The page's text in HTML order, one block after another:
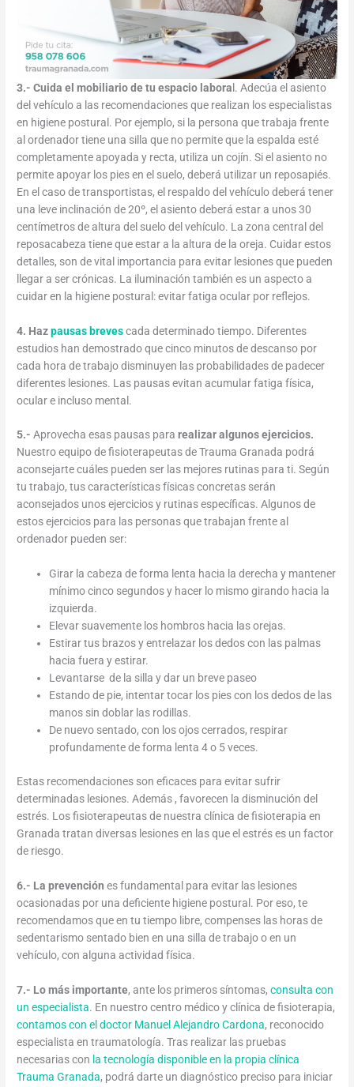
3.- Cuida el mobiliario de tu espacio labora l. Adecúa el asiento
del vehículo a las recomendaciones que realizan los especialistas
en higiene postural. Por ejemplo, si la persona que trabaja frente
al ordenador tiene una silla que no permite que la espalda esté
completamente apoyada y recta, utiliza un cojín. Si el asiento no
permite apoyar los pies en el suelo, deberá utilizar un reposapiés.
En el caso de transportistas, el respaldo del vehículo deberá tener
una leve inclinación de 20º, el asiento deberá estar a unos 30
centímetros de altura del suelo del vehículo. La zona central del
reposacabeza tiene que estar a la altura de la oreja. Cuidar estos
detalles, son de vital importancia para evitar lesiones que pueden
llegar a ser crónicas. La iluminación también es un aspecto a
cuidar en la higiene postural: evitar fatiga ocular por reflejos.
4. Hazpausas brevescada determinado tiempo. Diferentes
estudios han demostrado que cinco minutos de descanso por
cada hora de trabajo disminuyen las probabilidades de padecer
diferentes lesiones. Las pausas evitan acumular fatiga física,
ocular e incluso mental.
5.- Aprovecha esas pausas pararealizar algunos ejercicios.
Nuestro equipo de fisioterapeutas de Trauma Granada podrá
aconsejarte cuáles pueden ser las mejores rutinas para ti. Según
tu trabajo, tus características físicas concretas serán
aconsejados unos ejercicios y rutinas específicas. Algunos de
estos ejercicios para las personas que trabajan frente al
ordenador pueden ser:
Girar la cabeza de forma lenta hacia la derecha y mantener
mínimo cinco segundos y hacer lo mismo girando hacia la
izquierda.
Elevar suavemente los hombros hacia las orejas.
Estirar tus brazos y entrelazar los dedos con las palmas
hacia fuera y estirar.
Levantarse de la silla y dar un breve paseo
Estando de pie, intentar tocar los pies con los dedos de las
manos sin doblar las rodillas.
De nuevo sentado, con los ojos cerrados, respirar
profundamente de forma lenta 4 o 5 veces.
Estas recomendaciones son eficaces para evitar sufrir
determinadas lesiones. Además , favorecen la disminución del
estrés. Los fisioterapeutas de nuestra clínica de fisioterapia en
Granada tratan diversas lesiones en las que el estrés es un factor
de riesgo.
6.- La prevención es fundamental para evitar las lesiones
ocasionadas por una deficiente higiene postural. Por eso, te
recomendamos que en tu tiempo libre, compenses las horas de
sedentarismo sentado bien en una silla de trabajo o en un
vehículo, con alguna actividad física.
7.- Lo más importante, ante los primeros síntomas,consulta con
un especialista. En nuestro centro médico y clínica de fisioterapia,
contamos con el doctor Manuel Alejandro Cardona, reconocido
especialista en traumatología. Tras realizar las pruebas
necesarias con la tecnología disponible en la propia clínica
Trauma Granada, podrá darte un diagnóstico preciso para iniciar